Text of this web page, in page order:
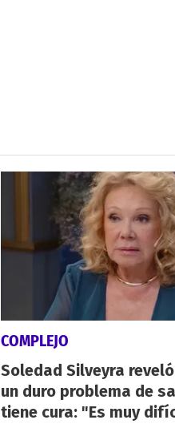
COMPLEJO
Soledad Silveyra
un duro problema de
tiene cura: "Es muy